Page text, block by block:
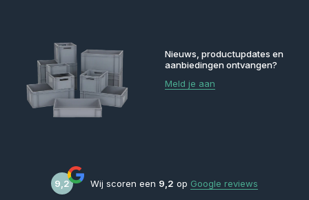
Nieuws, productupdates en
aanbiedingen ontvangen?
Meld je aan
9,2 Wij scoren een 9,2 op Google reviews